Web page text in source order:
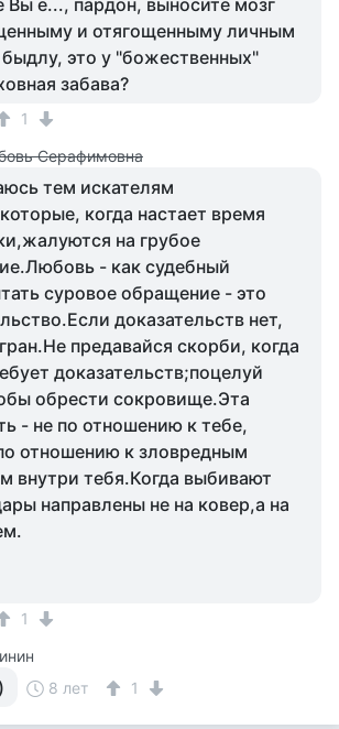
Вы е..., пардон, выносите мозг
и отягощенныму личным
это у "божественных"
забава?
1
Серафимовна
тем искателям
когда настает время
на грубое
- как судебный
суровое обращение - это
доказательств нет,
предавайся скорби, когда
доказательств;поцелуй
обрести сокровище.Эта
- не по отношению к тебе,
отношению к зловредным
внутри тебя.Когда выбивают
направлены не на ковер,а на
1
8 лет 1